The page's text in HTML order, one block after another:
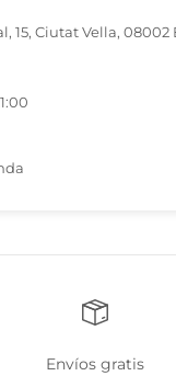
15, Ciutat Vella, 08002
Envíos gratis